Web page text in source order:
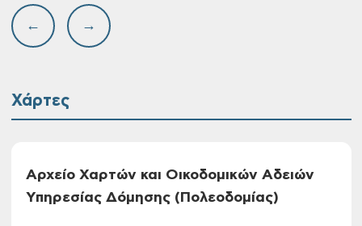
← →
Χάρτες
Αρχείο Χαρτών και Οικοδομικών Αδειών
Υπηρεσίας Δόμησης (Πολεοδομίας)